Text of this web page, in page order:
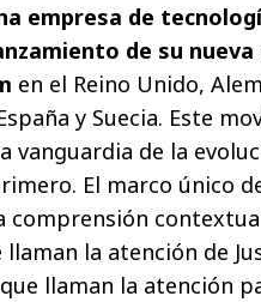
empresa de
de su
en el Reino Unido,
y Suecia. Este
vanguardia de la
El marco único
comprensión
la atención de
llaman la atención